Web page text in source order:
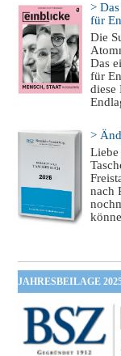
>
für
Die
Das
für
diese
>
Liebe
nach
JAHRESBEILAGE